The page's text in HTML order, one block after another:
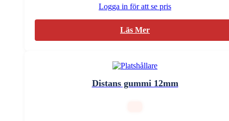
Logga in för att se pris
Läs Mer
Distans gummi 12mm